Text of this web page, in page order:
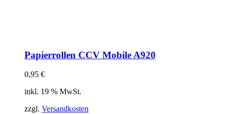
Papierrollen CCV Mobile A920
0,95 €
inkl. 19 % MwSt.
zzgl. Versandkosten